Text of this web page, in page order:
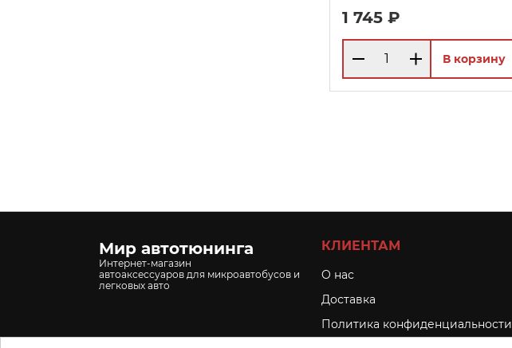
1 745 ₽
В корзину
Мир автотюнинга
Интернет-магазин
автоаксессуаров для микроавтобусов и
легковых авто
КЛИЕНТАМ
O нас
Доставка
Политика конфиденциальности